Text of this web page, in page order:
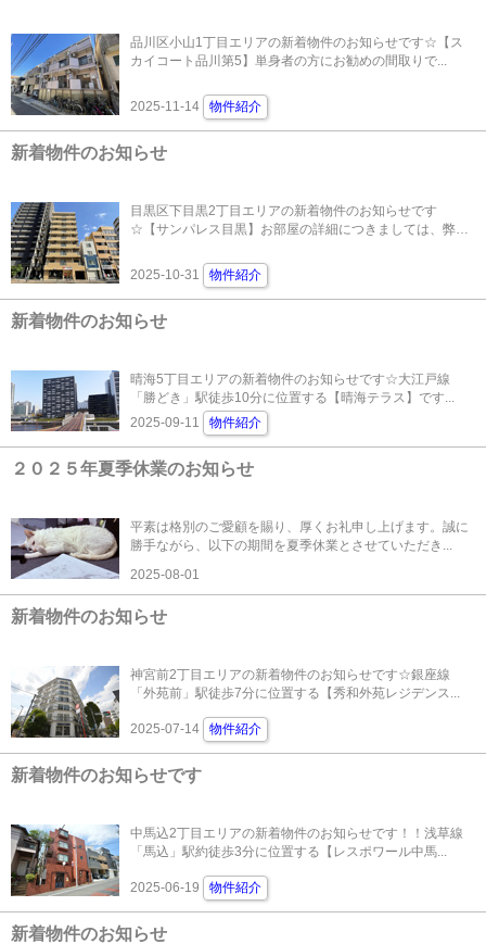
品川区小山1丁目エリアの新着物件のお知らせです☆【ス
カイコート品川第5】単身者の方にお勧めの間取りで...
2025-11-14 物件紹介
新着物件のお知らせ
目黒区下目黒2丁目エリアの新着物件のお知らせです
☆【サンパレス目黒】お部屋の詳細につきましては、弊
2025-10-31
物件紹介
新着物件のお知らせ
晴海5丁目エリアの新着物件のお知らせです☆大江戸線
「勝どき」駅徒歩10分に位置する【晴海テラス】です...
2025-09-11
物件紹介
２０２５年夏季休業のお知らせ
平素は格別のご愛顧を賜り、厚くお礼申し上げます。誠に
勝手ながら、以下の期間を夏季休業とさせていただき...
2025-08-01
新着物件のお知らせ
神宮前2丁目エリアの新着物件のお知らせです☆銀座線
「外苑前」駅徒歩7分に位置する【秀和外苑レジデンス...
2025-07-14 物件紹介
新着物件のお知らせです
中馬込2丁目エリアの新着物件のお知らせです！！浅草線
「馬込」駅約徒歩3分に位置する【レスポワール中馬...
2025-06-19 物件紹介
新着物件のお知らせ